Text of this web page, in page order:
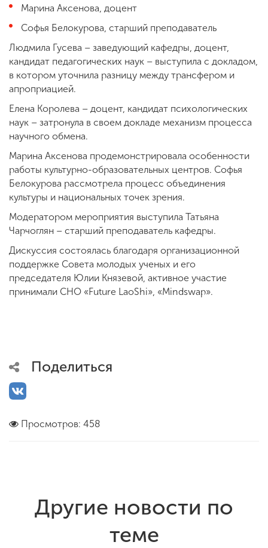
Марина Аксенова, доцент
Софья Белокурова, старший преподаватель
Людмила Гусева – заведующий кафедры, доцент,
кандидат педагогических наук – выступила с докладом,
в котором уточнила разницу между трансфером и
апроприацией.
Елена Королева – доцент, кандидат психологических
наук – затронула в своем докладе механизм процесса
научного обмена.
Марина Аксенова продемонстрировала особенности
работы культурно-образовательных центров. Софья
Белокурова рассмотрела процесс объединения
культуры и национальных точек зрения.
Модератором мероприятия выступила Татьяна
Чарчоглян – старший преподаватель кафедры.
Дискуссия состоялась благодаря организационной
поддержке Совета молодых ученых и его
председателя Юлии Князевой, активное участие
принимали СНО «Future LaoShi», «Mindswap».
Поделиться
Просмотров: 458
Другие новости по
теме